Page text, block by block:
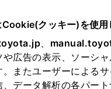
クッキー)を使用
、
広告の表示、ソーシ
またユーザーによる
、データ解析の各パー